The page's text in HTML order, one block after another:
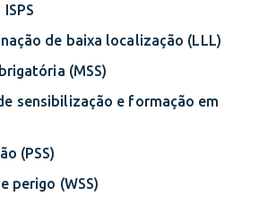
de baixa localização (LLL)
(MSS)
sensibilização e formação em
(PSS)
perigo (WSS)